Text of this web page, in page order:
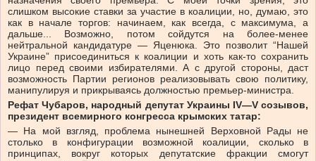
слишком высокие ставки за участие в коалиции, но, думаю, это
как в начале торгов: начинаем, как всегда, с максимума, а
дальше... Возможно, потом сойдутся на более-менее
нейтральной кандидатуре — Яценюка. Это позволит “Нашей
Украине” присоединиться к коалиции и хоть как-то сохранить
лицо перед своими избирателями. А с другой стороны, даст
возможность Партии регионов реализовывать свою политику,
манипулируя и прикрываясь должностью премьер-министра.
Рефат Чубаров, народный депутат Украины IV—V созывов,
президент всемирного конгресса крымских татар:
— На мой взгляд, проблема нынешней Верховной Рады не
столько в конфигурации возможной коалиции, сколько в
принципах, вокруг которых депутатские фракции смогут